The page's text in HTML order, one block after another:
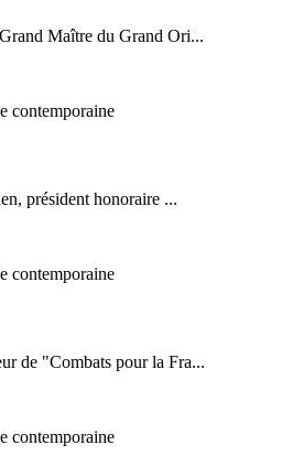
Maître du Grand Ori...
contemporaine
président honoraire ...
contemporaine
de "Combats pour la Fra...
contemporaine